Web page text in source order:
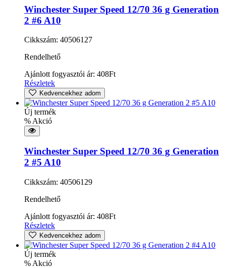
Winchester Super Speed 12/70 36 g Generation
2 #6 A10
Cikkszám: 40506127
Rendelhető
Ajánlott fogyasztói ár: 408Ft
Részletek
Kedvencekhez adom
Új termék
% Akció
Winchester Super Speed 12/70 36 g Generation
2 #5 A10
Cikkszám: 40506129
Rendelhető
Ajánlott fogyasztói ár: 408Ft
Részletek
Kedvencekhez adom
Új termék
% Akció